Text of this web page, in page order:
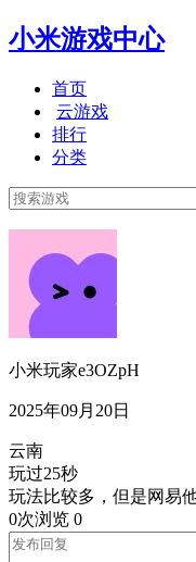
小米游戏中心
首页
云游戏
排行
分类
小米玩家e3OZpH
2025年09月20日
云南
玩过25秒
玩法比较多，但是网易
0次浏览 0